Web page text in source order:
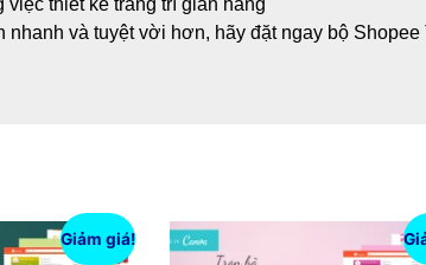
thiết kế trang trí gian hàng
và tuyệt vời hơn, hãy đặt ngay bộ Shopee
Giảm giá!